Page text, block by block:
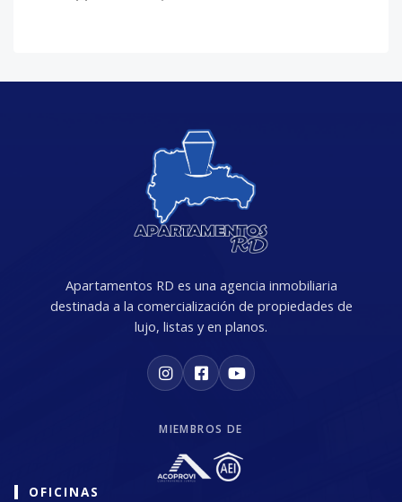
Apartamentos RD es una agencia inmobiliaria
destinada a la comercialización de propiedades de
lujo, listas y en planos.
MIEMBROS DE
OFICINAS